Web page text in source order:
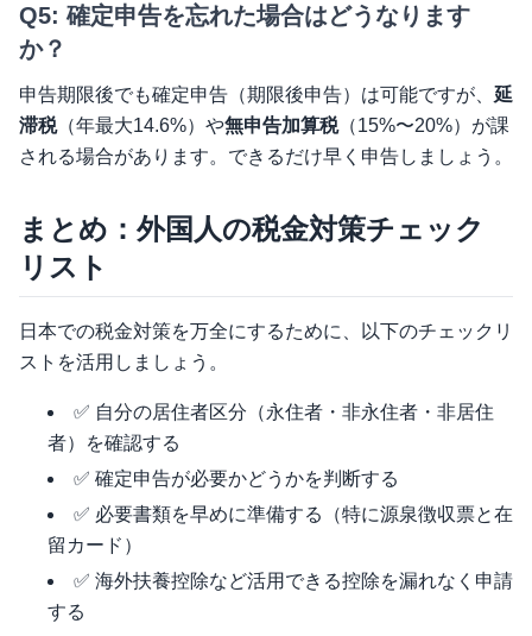
Q5: 確定申告を忘れた場合はどうなります
か？
申告期限後でも確定申告（期限後申告）は可能ですが、 延
滞税（年最大14.6%）や無申告加算税（15%〜20%）が課
される場合があります。できるだけ早く申告しましょう。
まとめ：外国人の税金対策チェック
リスト
日本での税金対策を万全にするために、以下のチェックリ
ストを活用しましょう。
✅ 自分の居住者区分（永住者・非永住者・非居住
者）を確認する
✅ 確定申告が必要かどうかを判断する
✅ 必要書類を早めに準備する（特に源泉徴収票と在
留カード）
✅ 海外扶養控除など活用できる控除を漏れなく申請
する